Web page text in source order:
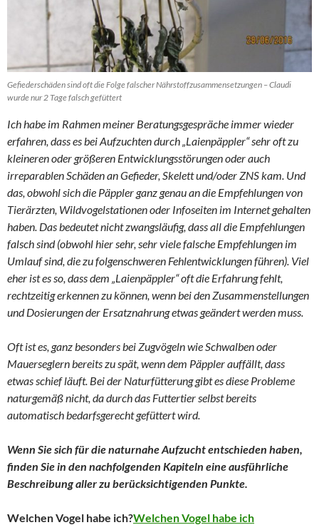
Gefiederschäden sind oft die Folge falscher Nährstoffzusammensetzungen – Claudi
wurde nur 2 Tage falsch gefüttert
Ich habe im Rahmen meiner Beratungsgespräche immer wieder
erfahren, dass es bei Aufzuchten durch „Laienpäppler“ sehr oft zu
kleineren oder größeren Entwicklungsstörungen oder auch
irreparablen Schäden an Gefieder, Skelett und/oder ZNS kam. Und
das, obwohl sich die Päppler ganz genau an die Empfehlungen von
Tierärzten, Wildvogelstationen oder Infoseiten im Internet gehalten
haben. Das bedeutet nicht zwangsläufig, dass all die Empfehlungen
falsch sind (obwohl hier sehr, sehr viele falsche Empfehlungen im
Umlauf sind, die zu folgenschweren Fehlentwicklungen führen). Viel
eher ist es so, dass dem „Laienpäppler“ oft die Erfahrung fehlt,
rechtzeitig erkennen zu können, wenn bei den Zusammenstellungen
und Dosierungen der Ersatznahrung etwas geändert werden muss.
Oft ist es, ganz besonders bei Zugvögeln wie Schwalben oder
Mauerseglern bereits zu spät, wenn dem Päppler auffällt, dass
etwas schief läuft. Bei der Naturfütterung gibt es diese Probleme
naturgemäß nicht, da durch das Futtertier selbst bereits
automatisch bedarfsgerecht gefüttert wird.
Wenn Sie sich für die naturnahe Aufzucht entschieden haben,
finden Sie in den nachfolgenden Kapiteln eine ausführliche
Beschreibung aller zu berücksichtigenden Punkte.
Welchen Vogel habe ich?Welchen Vogel habe ich